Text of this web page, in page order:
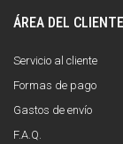
ÁREA DEL CLIENTE
Servicio al cliente
Formas de pago
Gastos de envío
F.A.Q.